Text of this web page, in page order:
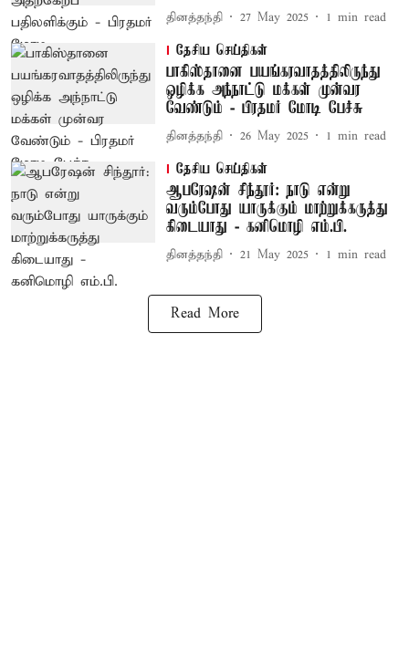
தினத்தந்தி 27 May 2025 1 min read
தேசிய செய்திகள்
பாகிஸ்தானை பயங்கரவாதத்திலிருந்து
ஒழிக்க அந்நாட்டு மக்கள் முன்வர
வேண்டும் - பிரதமர் மோடி பேச்சு
தினத்தந்தி 26 May 2025 1 min read
தேசிய செய்திகள்
ஆபரேஷன் சிந்தூர்: நாடு என்று
வரும்போது யாருக்கும் மாற்றுக்கருத்து
கிடையாது - கனிமொழி எம்.பி.
தினத்தந்தி 21 May 2025 1 min read
Read More